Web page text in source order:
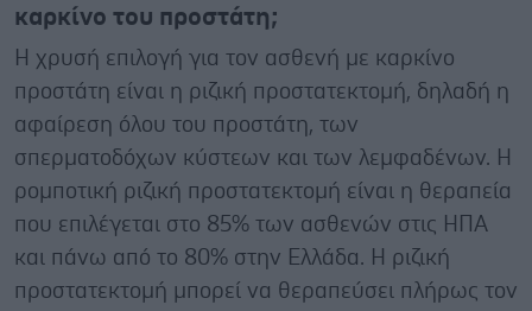
καρκίνο του προστάτη;
Η χρυσή επιλογή για τον ασθενή με καρκίνο
προστάτη είναι η ριζική προστατεκτομή, δηλαδή η
αφαίρεση όλου του προστάτη, των
σπερματοδόχων κύστεων και των λεμφαδένων. H
ρομποτική ριζική προστατεκτομή είναι η θεραπεία
που επιλέγεται στο 85% των ασθενών στις ΗΠΑ
και πάνω από το 80% στην Ελλάδα. Η ριζική
προστατεκτομή μπορεί να θεραπεύσει πλήρως τον